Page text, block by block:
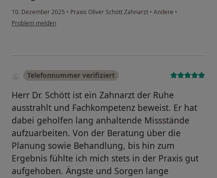
10. Dezember 2025 • Praxis Oliver Schött Zahnarzt • Andere •
Problem melden
Telefonnummer verifiziert
Herr Dr. Schött ist ein Zahnarzt der Ruhe
ausstrahlt und Fachkompetenz beweist. Er hat
dabei geholfen lang anhaltende Missstände
aufzuarbeiten. Von der Beratung über die
Planung sowie Behandlung, bis hin zum
Ergebnis fühlte ich mich stets in der Praxis gut
aufgehoben. Ängste und Sorgen lange